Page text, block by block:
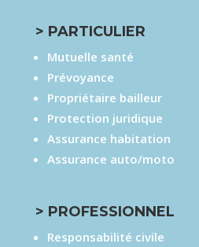
> PARTICULIER
Mutuelle santé
Prévoyance
Propriétaire bailleur
Protection juridique
Assurance habitation
Assurance auto/moto
> PROFESSIONNEL
Responsabilité civile